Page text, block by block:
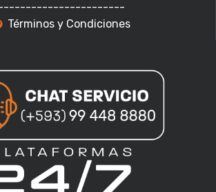
Términos y Condiciones